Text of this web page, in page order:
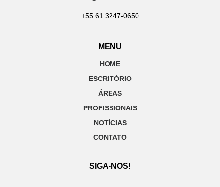
+55 61 3247-0650
MENU
HOME
ESCRITÓRIO
ÁREAS
PROFISSIONAIS
NOTÍCIAS
CONTATO
SIGA-NOS!